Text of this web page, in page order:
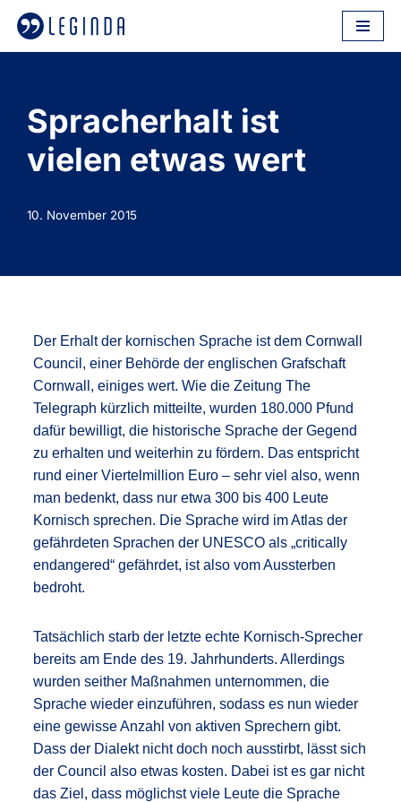
Zum
Spracherhalt ist
vielen etwas wert
10. November 2015
Der Erhalt der kornischen Sprache ist dem Cornwall
Council, einer Behörde der englischen Grafschaft
Cornwall, einiges wert. Wie die Zeitung The
Telegraph kürzlich mitteilte, wurden 180.000 Pfund
dafür bewilligt, die historische Sprache der Gegend
zu erhalten und weiterhin zu fördern. Das entspricht
rund einer Viertelmillion Euro – sehr viel also, wenn
man bedenkt, dass nur etwa 300 bis 400 Leute
Kornisch sprechen. Die Sprache wird im Atlas der
gefährdeten Sprachen der UNESCO als „critically
endangered“ gefährdet, ist also vom Aussterben
bedroht.
Tatsächlich starb der letzte echte Kornisch-Sprecher
bereits am Ende des 19. Jahrhunderts. Allerdings
wurden seither Maßnahmen unternommen, die
Sprache wieder einzuführen, sodass es nun wieder
eine gewisse Anzahl von aktiven Sprechern gibt.
Dass der Dialekt nicht doch noch ausstirbt, lässt sich
der Council also etwas kosten. Dabei ist es gar nicht
das Ziel, dass möglichst viele Leute die Sprache